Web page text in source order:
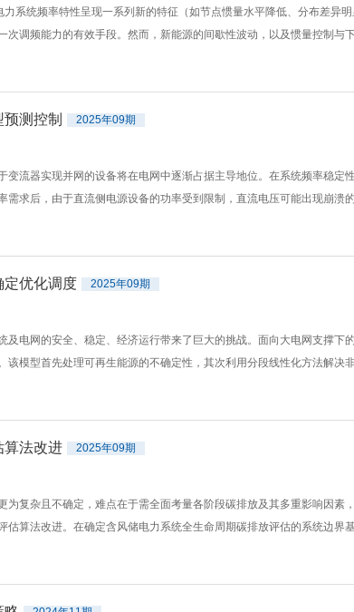
力系统频率特性呈现一系列新的特征（如节点惯量水平降低、分布差
次调频能力的有效手段。然而，新能源的间歇性波动，以及惯量控制与
测控制 2025年09期
变流器实现并网的设备将在电网中逐渐占据主导地位。在系统频率稳
需求后，由于直流侧电源设备的功率受到限制，直流电压可能出现崩溃
定优化调度 2025年09期
及电网的安全、稳定、经济运行带来了巨大的挑战。面向大电网支撑
模型首先处理可再生能源的不确定性，其次利用分段线性化方法解决
算法改进 2025年09期
为复杂且不确定，难点在于需全面考量各阶段碳排放及其多重影响因
算法改进。在确定含风储电力系统全生命周期碳排放评估的系统边界